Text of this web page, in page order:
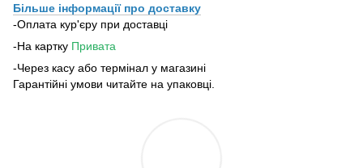
Більше інформації про доставку
-Оплата кур'єру при доставці
-На картку Привата
-Через касу або термінал у магазині
Гарантійні умови читайте на упаковці.